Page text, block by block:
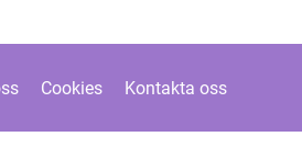
Cookies Kontakta oss